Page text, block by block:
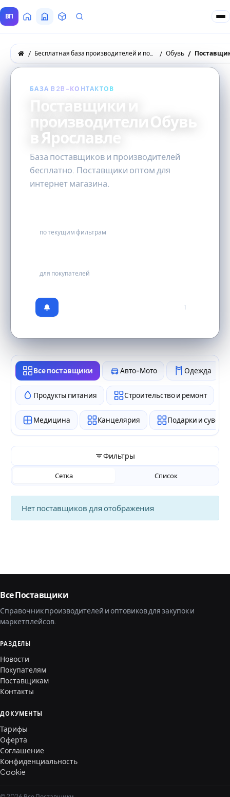
ВП ГлавнаяВсе Поставщики
ТоварыЗапросы покупателей
Бесплатная база производителей и поставщиков товаров оптом Обувь
БАЗА B2B-КОНТАКТОВ
Поставщики и
производители Обувь
в Ярославле
База поставщиков и производителей
бесплатно. Поставщики оптом для
интернет магазина.
по текущим фильтрам
для покупателей
1
Все поставщики Авто-Мото Одежда
Продукты питания Строительство и ремонт
Медицина Канцелярия Подарки и
Фильтры
Сетка Список
Нет поставщиков для отображения
Все Поставщики
Справочник производителей и оптовиков для закупок и
маркетплейсов.
РАЗДЕЛЫ
Новости
Покупателям
Поставщикам
Контакты
ДОКУМЕНТЫ
Тарифы
Оферта
Соглашение
Конфиденциальность
Cookie